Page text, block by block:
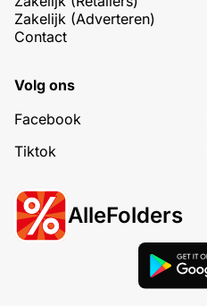
Zakelijk (Adverteren)
Contact
Volg ons
Facebook
Tiktok
AlleFolders